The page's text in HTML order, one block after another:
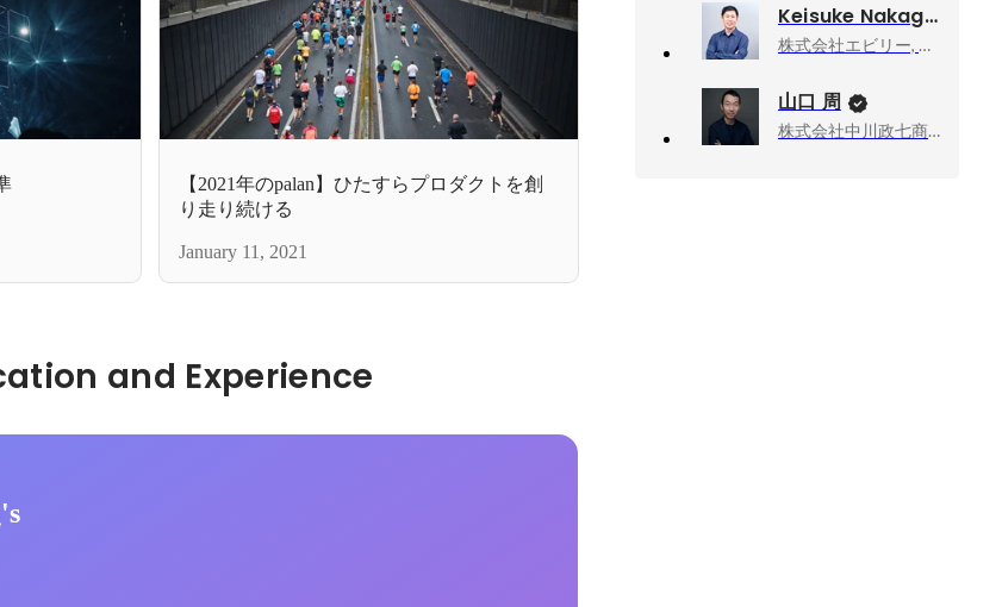
【2021年のpalan】ひたすらプロダクトを創
り走り続ける
January 11, 2021
Keisuke Nakagawa
株式会社エビリー, 代表取締役社長
山口 周
株式会社中川政七商店, 社外取締役